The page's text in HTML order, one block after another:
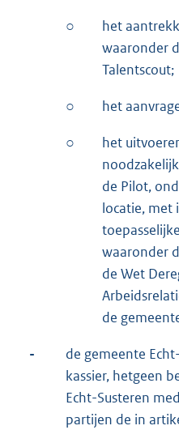
○
het
waaronder
Talentscout;
○ het
○
het
de Pilot,
locatie, met
waaronder
de Wet
de
-
de gemeente
kassier, hetgeen
Echt-Susteren
partijen de in